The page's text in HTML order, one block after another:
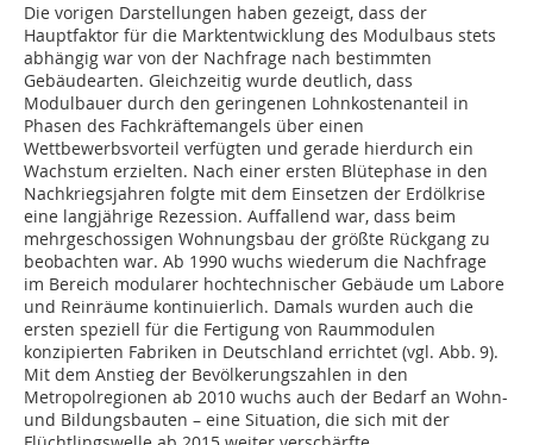
Die vorigen Darstellungen haben gezeigt, dass der
Hauptfaktor für die Marktentwicklung des Modulbaus stets
abhängig war von der Nachfrage nach bestimmten
Gebäudearten. Gleichzeitig wurde deutlich, dass
Modulbauer durch den geringenen Lohnkostenanteil in
Phasen des Fachkräftemangels über einen
Wettbewerbsvorteil verfügten und gerade hierdurch ein
Wachstum erzielten. Nach einer ersten Blütephase in den
Nachkriegsjahren folgte mit dem Einsetzen der Erdölkrise
eine langjährige Rezession. Auffallend war, dass beim
mehrgeschossigen Wohnungsbau der größte Rückgang zu
beobachten war. Ab 1990 wuchs wiederum die Nachfrage
im Bereich modularer hochtechnischer Gebäude um Labore
und Reinräume kontinuierlich. Damals wurden auch die
ersten speziell für die Fertigung von Raummodulen
konzipierten Fabriken in Deutschland errichtet (vgl. Abb. 9).
Mit dem Anstieg der Bevölkerungszahlen in den
Metropolregionen ab 2010 wuchs auch der Bedarf an Wohn-
und Bildungsbauten – eine Situation, die sich mit der